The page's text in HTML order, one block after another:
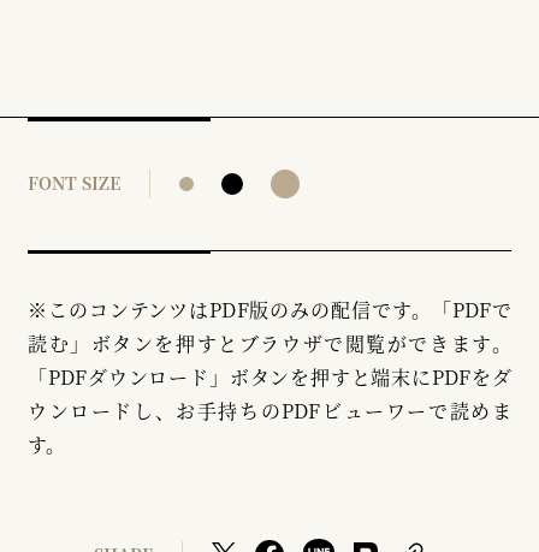
FONT SIZE
※このコンテンツはPDF版のみの配信です。「PDFで
読む」ボタンを押すとブラウザで閲覧ができます。
「PDFダウンロード」ボタンを押すと端末にPDFをダ
ウンロードし、お手持ちのPDFビューワーで読めま
す。